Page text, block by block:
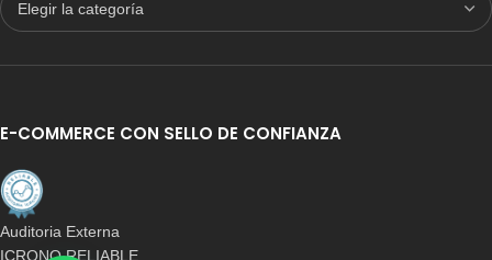
E-COMMERCE CON SELLO DE CONFIANZA
Auditoria Externa
ICRONO RELIABLE